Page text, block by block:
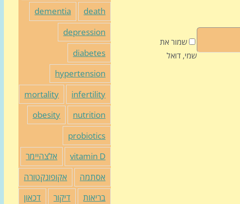
שמור את
שמי, דואל
death
dementia
depression
diabetes
hypertension
infertility
mortality
nutrition
obesity
probiotics
vitamin D
אלצהיימר
אסתמה
אקופונקטורה
בריאות
דיקור
דכאון